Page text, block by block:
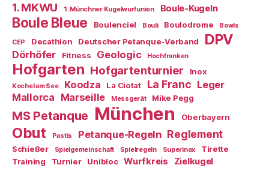
1. MKWU 1. Münchner Kugelwurfunion Boule-Kugeln
Boule Bleue Boulenciel Bouli Boulodrome Bowls
CEP Decathlon Deutscher Petanque-Verband DPV
Dörhöfer Fitness Geologic Hochfranken
Hofgarten Hofgartenturnier Inox
Kochel am See Koodza La Ciotat La Franc Leger
Mallorca Marseille Messgerät Mike Pegg
MS Petanque München Oberbayern
Obut Pastis Petanque-Regeln Reglement
Schießer Spielgemeinschaft Spielregeln Superinox
Tirette
Training
Turnier Unibloc Wurfkreis Zielkugel